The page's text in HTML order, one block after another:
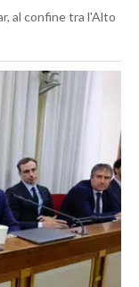
al confine tra l'Alto